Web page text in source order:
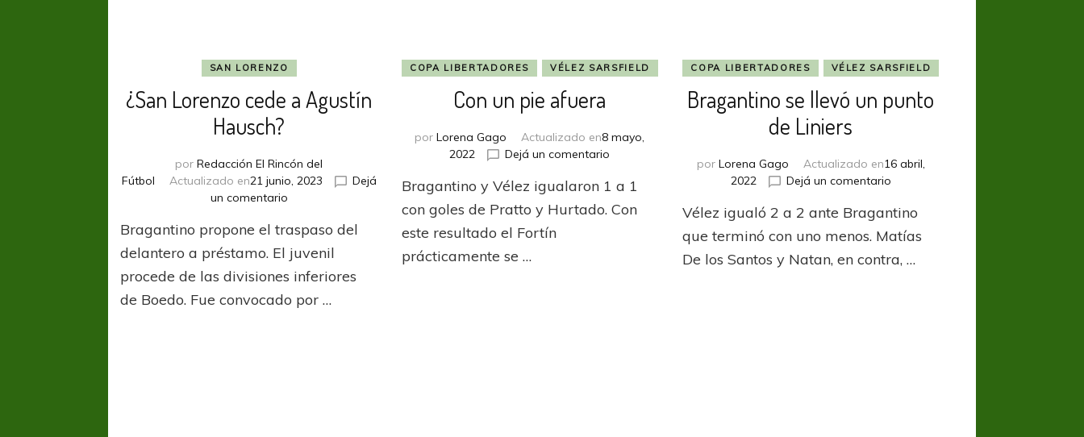
SAN LORENZO
¿San Lorenzo cede a Agustín
Hausch?
porRedacción El Rincón del
Fútbol
Actualizado en21 junio, 2023
Dejá
un comentarioen
Lorenzo
cede
a
Agustín
Hausch?
Bragantino propone el traspaso del
delantero a préstamo. El juvenil
procede de las divisiones inferiores
de Boedo. Fue convocado por …
COPA LIBERTADORES VÉLEZ SARSFIELD
Con un pie afuera
porLorena Gago Actualizado en8 mayo,
2022
Dejá un comentario
un
pie
Bragantino y Vélez igualaron 1 a 1
con goles de Pratto y Hurtado. Con
este resultado el Fortín
prácticamente se …
COPA LIBERTADORES VÉLEZ SARSFIELD
Bragantino se llevó un punto
de Liniers
por Lorena Gago Actualizado en16 abril,
2022
Dejá un comentarioen
se
llevó
punto
Vélez igualó 2 a 2 ante Bragantino
que terminó con uno menos. Matías
De los Santos y Natan, en contra, …